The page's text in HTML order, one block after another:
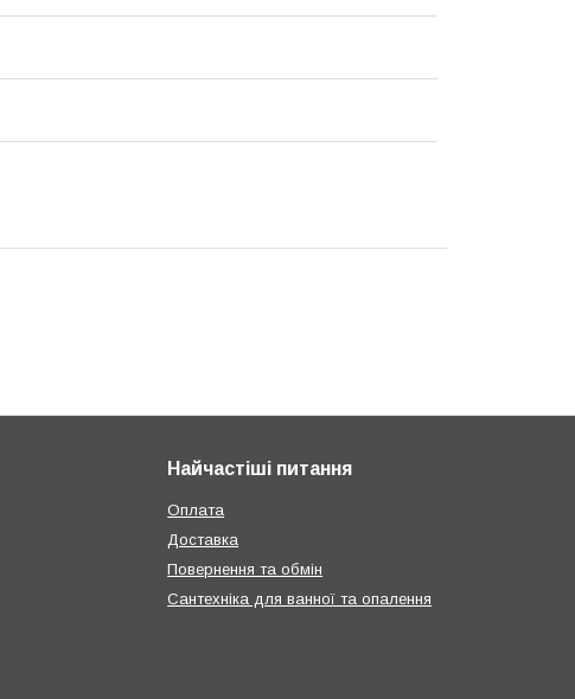
Найчастіші питання
Оплата
Доставка
Повернення та обмін
Сантехніка для ванної та опалення